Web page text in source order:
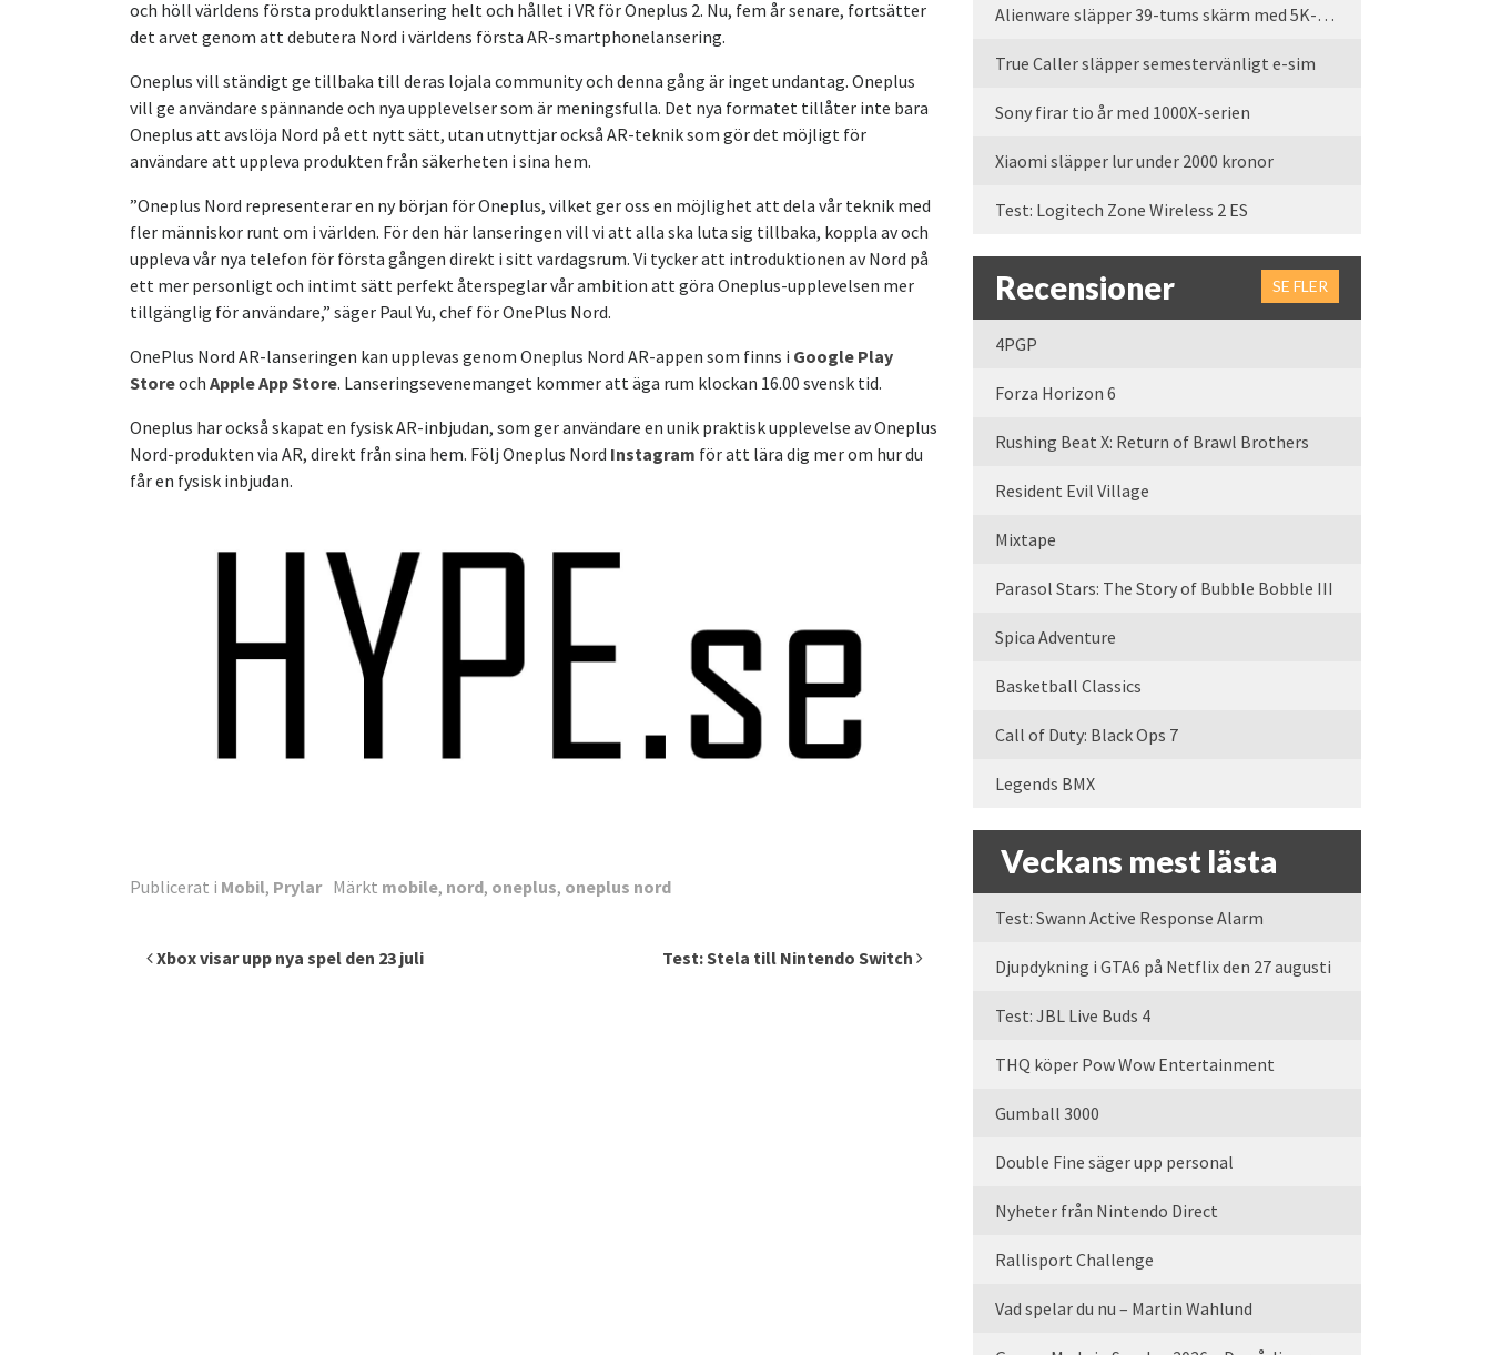
och höll världens första produktlansering helt och hållet i VR för Oneplus 2. Nu, fem år senare, fortsätter
det arvet genom att debutera Nord i världens första AR-smartphonelansering.
Oneplus vill ständigt ge tillbaka till deras lojala community och denna gång är inget undantag. Oneplus
vill ge användare spännande och nya upplevelser som är meningsfulla. Det nya formatet tillåter inte bara
Oneplus att avslöja Nord på ett nytt sätt, utan utnyttjar också AR-teknik som gör det möjligt för
användare att uppleva produkten från säkerheten i sina hem.
”Oneplus Nord representerar en ny början för Oneplus, vilket ger oss en möjlighet att dela vår teknik med
fler människor runt om i världen. För den här lanseringen vill vi att alla ska luta sig tillbaka, koppla av och
uppleva vår nya telefon för första gången direkt i sitt vardagsrum. Vi tycker att introduktionen av Nord på
ett mer personligt och intimt sätt perfekt återspeglar vår ambition att göra Oneplus-upplevelsen mer
tillgänglig för användare,” säger Paul Yu, chef för OnePlus Nord.
OnePlus Nord AR-lanseringen kan upplevas genom Oneplus Nord AR-appen som finns i Google Play
Storeoch Apple App Store. Lanseringsevenemanget kommer att äga rum klockan 16.00 svensk tid.
Oneplus har också skapat en fysisk AR-inbjudan, som ger användare en unik praktisk upplevelse av Oneplus
Nord-produkten via AR, direkt från sina hem. Följ Oneplus Nord Instagram för att lära dig mer om hur du
får en fysisk inbjudan.
Publicerat i Mobil, Prylar Märkt mobile, nord, oneplus, oneplus nord
Inläggsnavigering
Xbox visar upp nya spel den 23 juli Test: Stela till Nintendo Switch
Alienware släpper 39-tums skärm med 5K-upplösning
True Caller släpper semestervänligt e-sim
Sony firar tio år med 1000X-serien
Xiaomi släpper lur under 2000 kronor
Test: Logitech Zone Wireless 2 ES
Recensioner SE FLER
4PGP
Forza Horizon 6
Rushing Beat X: Return of Brawl Brothers
Resident Evil Village
Mixtape
Parasol Stars: The Story of Bubble Bobble III
Spica Adventure
Basketball Classics
Call of Duty: Black Ops 7
Legends BMX
Veckans mest lästa
Test: Swann Active Response Alarm
Djupdykning i GTA6 på Netflix den 27 augusti
Test: JBL Live Buds 4
THQ köper Pow Wow Entertainment
Gumball 3000
Double Fine säger upp personal
Nyheter från Nintendo Direct
Rallisport Challenge
Vad spelar du nu – Martin Wahlund